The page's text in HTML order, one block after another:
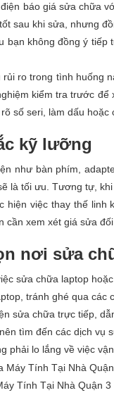
báo giá sửa chữa
sau khi sửa, nhưng
bạn không đồng ý
ro trong tình huống
kiểm tra trước
số seri, làm dấu
kỹ lưỡng
như bàn phím,
là tối ưu. Tương tự,
hiện việc thay thế linh
cần xem xét giá sửa
nơi sửa
sửa chữa laptop
tránh ghé qua
sửa chữa trực tiếp,
tìm đến các dịch vụ
phải lo lắng về việc
Tính Tại Nhà Quận